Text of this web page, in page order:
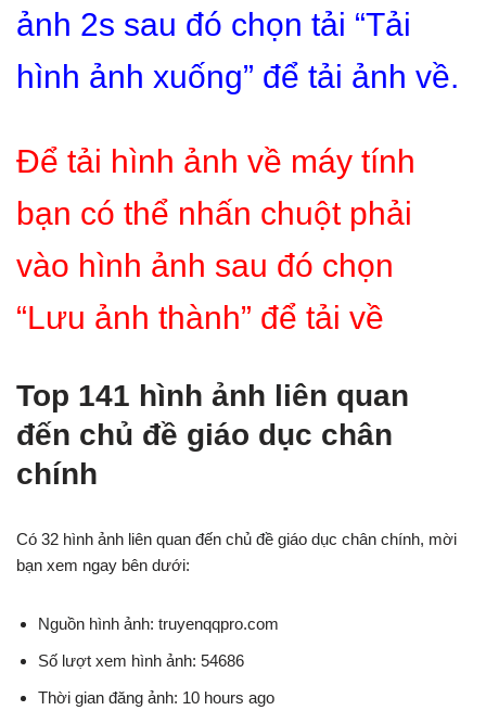
ảnh 2s sau đó chọn tải “Tải
hình ảnh xuống” để tải ảnh về.
Để tải hình ảnh về máy tính
bạn có thể nhấn chuột phải
vào hình ảnh sau đó chọn
“Lưu ảnh thành” để tải về
Top 141 hình ảnh liên quan
đến chủ đề giáo dục chân
chính
Có 32 hình ảnh liên quan đến chủ đề giáo dục chân chính, mời
bạn xem ngay bên dưới:
Nguồn hình ảnh: truyenqqpro.com
Số lượt xem hình ảnh: 54686
Thời gian đăng ảnh: 10 hours ago